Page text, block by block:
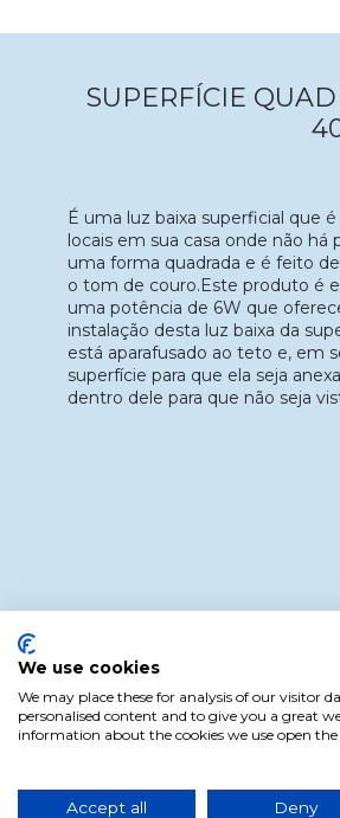
SUPERFÍCIE
É uma luz baixa superficial que
locais em sua casa onde não
uma forma quadrada e é feito
o tom de couro.Este produto é
uma potência de 6W que
instalação desta luz baixa da
está aparafusado ao teto e, em
superfície para que ela seja
dentro dele para que não seja
We use cookies
We may place these for analysis of our visitor
personalised content and to give you a great
information about the cookies we use open the
Accept all Deny